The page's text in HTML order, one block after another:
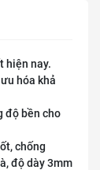
hiện nay.
hóa khả
độ bền cho
chống
độ dày 3mm